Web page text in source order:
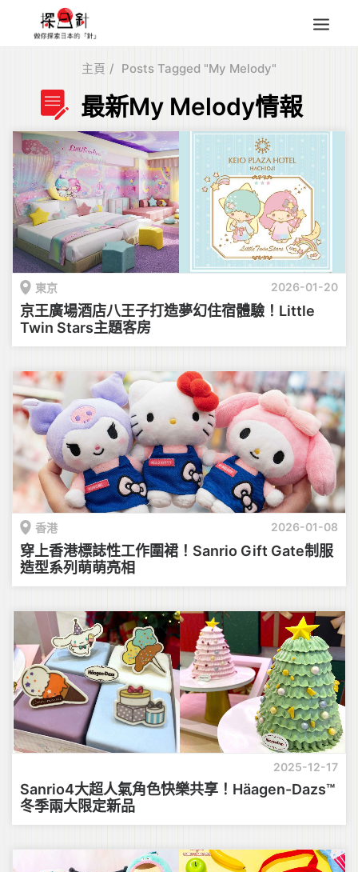
四國
中部
人氣目的地
本地情報
東瀛特集
旅遊商品
Search
for:
主頁 Posts Tagged "My Melody"
最新My Melody情報
東京 2026-01-20
京王廣場酒店八王子打造夢幻住宿體驗！Little
Twin Stars主題客房
香港 2026-01-08
穿上香港標誌性工作圍裙！Sanrio Gift Gate制服
造型系列萌萌亮相
2025-12-17
Sanrio4大超人氣角色快樂共享！Häagen-Dazs™
冬季兩大限定新品